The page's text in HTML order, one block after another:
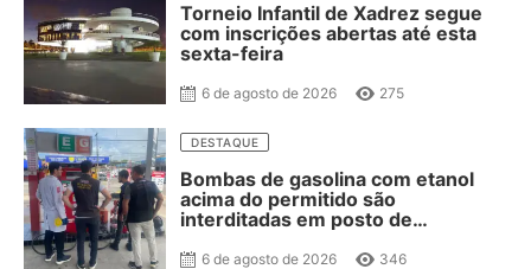
Torneio Infantil de Xadrez segue
com inscrições abertas até esta
sexta-feira
6 de agosto de 2026 275
DESTAQUE
Bombas de gasolina com etanol
acima do permitido são
interditadas em posto de
6 de agosto de 2026 346